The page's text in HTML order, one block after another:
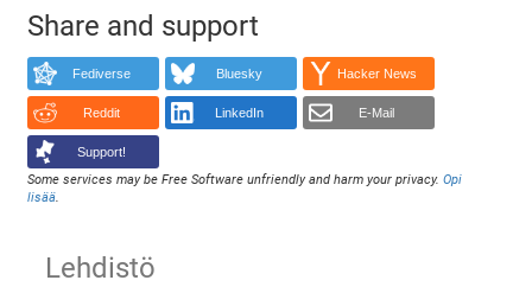
Share and support
Fediverse Bluesky Hacker News
Reddit LinkedIn E-Mail
Support!
Some services may be Free Software unfriendly and harm your privacy.Opi
lisää.
Lehdistö